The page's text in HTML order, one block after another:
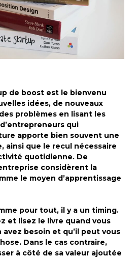
de boost est le bienvenu
idées, de nouveaux
problèmes en lisant les
qui
apporte bien souvent une
ainsi que le recul nécessaire
quotidienne. De
considèrent la
le moyen d’apprentissage
pour tout, il y a un timing.
et lisez le livre quand vous
besoin et qu’il peut vous
Dans le cas contraire,
à côté de sa valeur ajoutée